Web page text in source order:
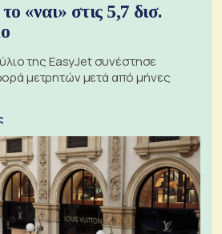
«ναι» στις 5,7 δισ.
της EasyJet συνέστησε
μετρητών μετά από μήνες